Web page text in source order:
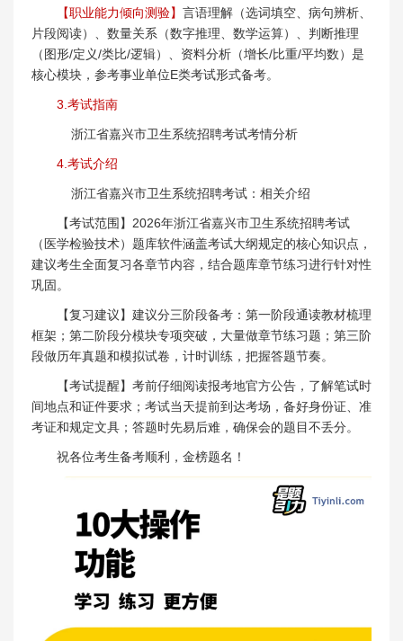
【职业能力倾向测验】 言语理解（选词填空、病句辨析、
片段阅读）、数量关系（数字推理、数学运算）、判断推理
（图形/定义/类比/逻辑）、资料分析（增长/比重/平均数）是
核心模块，参考事业单位E类考试形式备考。
3.考试指南
浙江省嘉兴市卫生系统招聘考试考情分析
4.考试介绍
浙江省嘉兴市卫生系统招聘考试：相关介绍
【考试范围】2026年浙江省嘉兴市卫生系统招聘考试
（医学检验技术）题库软件涵盖考试大纲规定的核心知识点，
建议考生全面复习各章节内容，结合题库章节练习进行针对性
巩固。
【复习建议】建议分三阶段备考：第一阶段通读教材梳理
框架；第二阶段分模块专项突破，大量做章节练习题；第三阶
段做历年真题和模拟试卷，计时训练，把握答题节奏。
【考试提醒】考前仔细阅读报考地官方公告，了解笔试时
间地点和证件要求；考试当天提前到达考场，备好身份证、准
考证和规定文具；答题时先易后难，确保会的题目不丢分。
祝各位考生备考顺利，金榜题名！